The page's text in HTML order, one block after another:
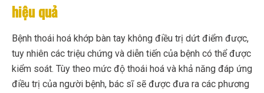
hiệu quả
Bệnh thoái hoá khớp bàn tay không điều trị dứt điểm được,
tuy nhiên các triệu chứng và diễn tiến của bệnh có thể được
kiểm soát. Tùy theo mức độ thoái hoá và khả năng đáp ứng
điều trị của người bệnh, bác sĩ sẽ được đưa ra các phương